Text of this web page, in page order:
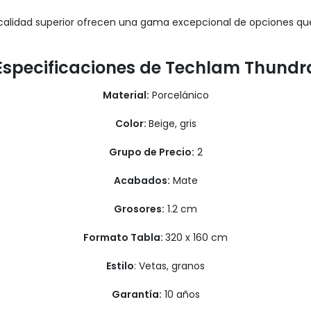
superior ofrecen una gama excepcional de opciones
de Techlam
Material: Porcelánico
Color: Beige, gris
Grupo de Precio: 2
Acabados: Mate
Grosores: 1.2 cm
Formato Tabla: 320 x 160 cm
Estilo: Vetas, granos
Garantía: 10 años